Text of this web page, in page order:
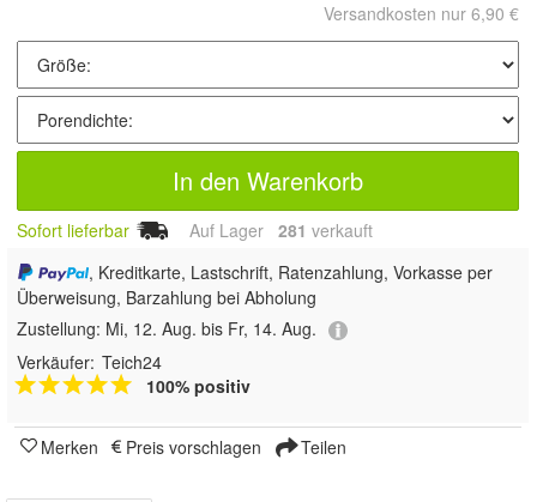
Versandkosten nur 6,90 €
In den Warenkorb
Sofort lieferbar Auf Lager 281 verkauft
, Kreditkarte, Lastschrift, Ratenzahlung, Vorkasse per
Überweisung, Barzahlung bei Abholung
Zustellung: Mi, 12. Aug. bis Fr, 14. Aug.
Verkäufer: Teich24
100% positiv
Merken Preis vorschlagen Teilen